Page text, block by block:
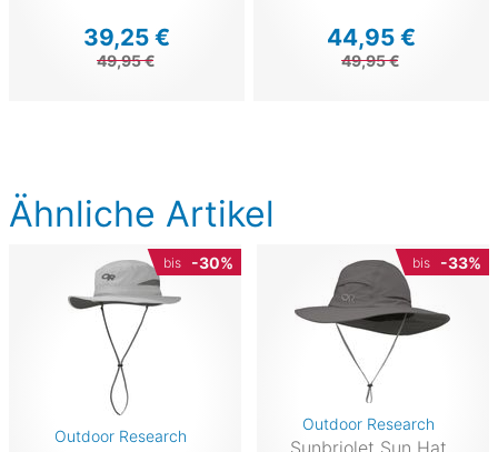
39,25 €
49,95 €
44,95 €
49,95 €
Ähnliche Artikel
bis -30%
Outdoor Research
bis -33%
Outdoor Research